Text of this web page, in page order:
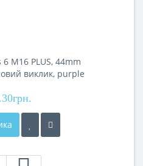
M16 PLUS, 44mm
виклик, purple